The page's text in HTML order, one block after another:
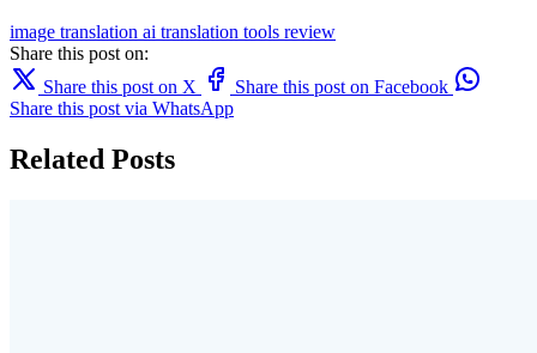
image translation ai translation tools review
Share this post on:
Share this post on X
Share this post on Facebook
Share this post via WhatsApp
Related Posts